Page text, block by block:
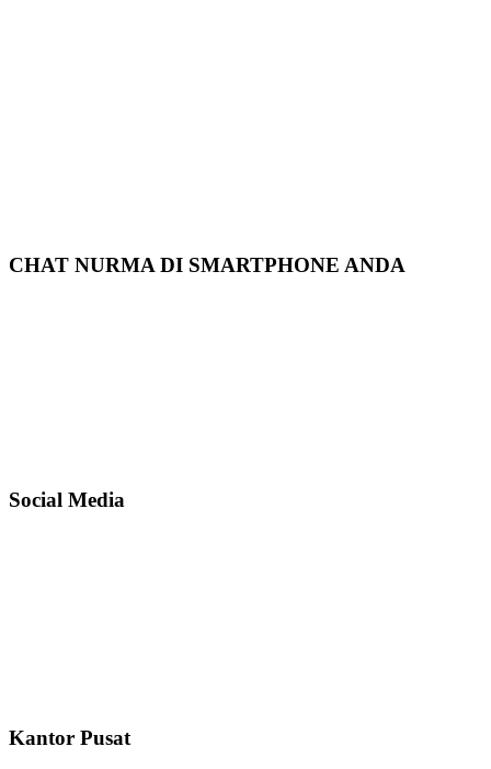
CHAT NURMA DI SMARTPHONE ANDA
Social Media
Kantor Pusat